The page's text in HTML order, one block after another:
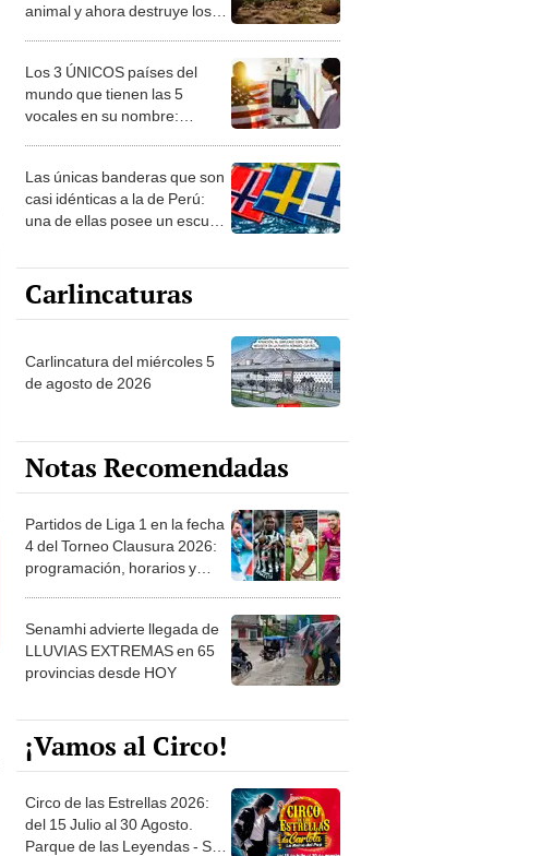
animal y ahora destruye los
Los 3 ÚNICOS países del
mundo que tienen las 5
vocales en su nombre:
Las únicas banderas que son
casi idénticas a la de Perú:
una de ellas posee un escudo
Carlincaturas
Carlincatura del miércoles 5
de agosto de 2026
Notas Recomendadas
Partidos de Liga 1 en la fecha
4 del Torneo Clausura 2026:
programación, horarios y
Senamhi advierte llegada de
LLUVIAS EXTREMAS en 65
provincias desde HOY
¡Vamos al Circo!
Circo de las Estrellas 2026:
del 15 Julio al 30 Agosto.
Parque de las Leyendas - San